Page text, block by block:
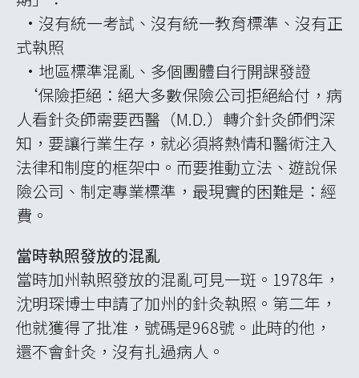
•沒有統一考試、沒有統一教育標準、沒有正
式執照
•地區標準混亂、多個團體自行開課發證
‘保險拒絕：絕大多數保險公司拒絕給付，病
人看針灸師需要西醫（M.D.）轉介針灸師們深
知，要讓行業生存，就必須將熱情和醫術注入
法律和制度的框架中。而要推動立法、遊說保
險公司、制定專業標準，最現實的困難是：經
費。
當時執照發放的混亂
當時加州執照發放的混亂可見一斑。1978年，
沈明琛博士申請了加州的針灸執照。第二年，
他就獲得了批准，號碼是968號。此時的他，
還不會針灸，沒有扎過病人。